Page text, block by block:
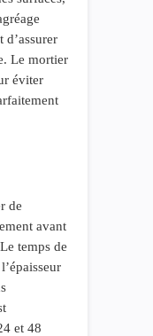
d’assurer
Le mortier
éviter
de
avant
temps de
et 48